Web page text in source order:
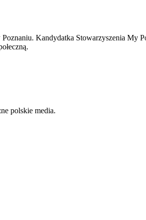
Kandydatka Stowarzyszenia My
polskie media.